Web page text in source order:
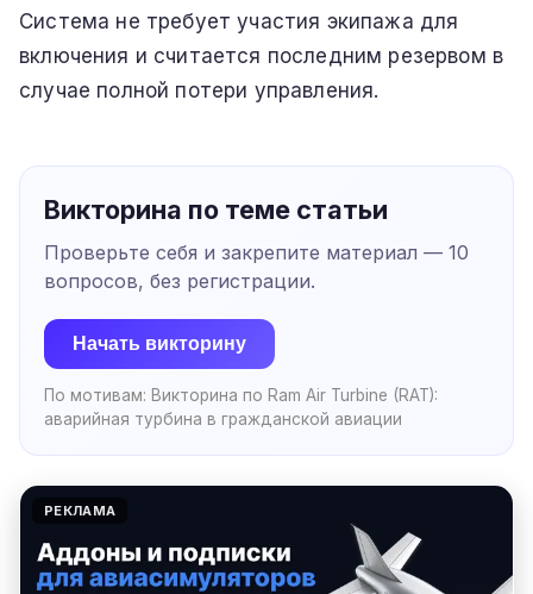
Система не требует участия экипажа для
включения и считается последним резервом в
случае полной потери управления.
Викторина по теме статьи
Проверьте себя и закрепите материал — 10
вопросов, без регистрации.
Начать викторину
По мотивам: Викторина по Ram Air Turbine (RAT):
аварийная турбина в гражданской авиации
РЕКЛАМА